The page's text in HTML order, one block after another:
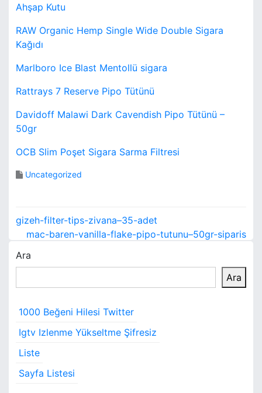
Ahşap Kutu
RAW Organic Hemp Single Wide Double Sigara
Kağıdı
Marlboro Ice Blast Mentollü sigara
Rattrays 7 Reserve Pipo Tütünü
Davidoff Malawi Dark Cavendish Pipo Tütünü –
50gr
OCB Slim Poşet Sigara Sarma Filtresi
Uncategorized
Y
z
ı
g
e
z
i
gizeh-filter-tips-zivana–35-adet
mac-baren-vanilla-flake-pipo-tutunu–50gr-siparis
Ara
Ara
1000 Beğeni Hilesi Twitter
Igtv Izlenme Yükseltme Şifresiz
Liste
Sayfa Listesi